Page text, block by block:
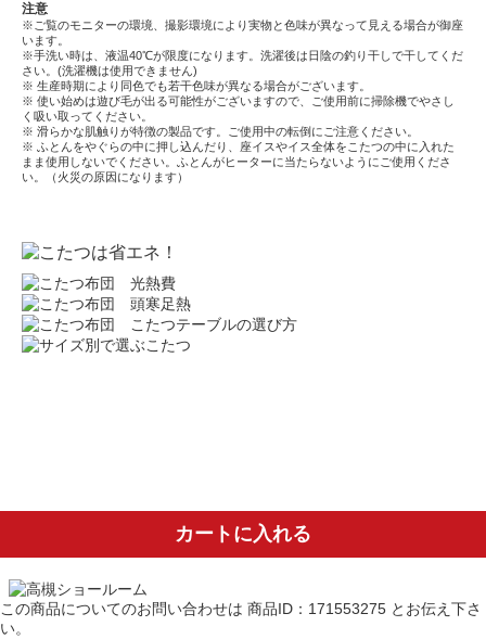
注意
※ご覧のモニターの環境、撮影環境により実物と色味が異なって見える場合が御座
います。
※手洗い時は、液温40℃が限度になります。洗濯後は日陰の釣り干しで干してくだ
さい。(洗濯機は使用できません)
※ 生産時期により同色でも若干色味が異なる場合がございます。
※ 使い始めは遊び毛が出る可能性がございますので、ご使用前に掃除機でやさし
く吸い取ってください。
※ 滑らかな肌触りが特徴の製品です。ご使用中の転倒にご注意ください。
※ ふとんをやぐらの中に押し込んだり、座イスやイス全体をこたつの中に入れた
まま使用しないでください。ふとんがヒーターに当たらないようにご使用くださ
い。（火災の原因になります）
カートに入れる
この商品についてのお問い合わせは 商品ID：171553275 とお伝え下さ
い。